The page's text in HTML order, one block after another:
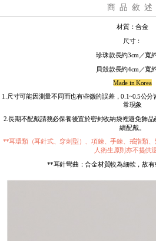
商品敘述